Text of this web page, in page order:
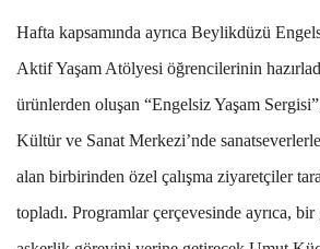
Hafta kapsamında ayrıca Beylikdüzü
Aktif Yaşam Atölyesi öğrencilerinin
ürünlerden oluşan “Engelsiz Yaşam
Kültür ve Sanat Merkezi’nde
alan birbirinden özel çalışma ziyaretçiler
topladı. Programlar çerçevesinde ayrıca,